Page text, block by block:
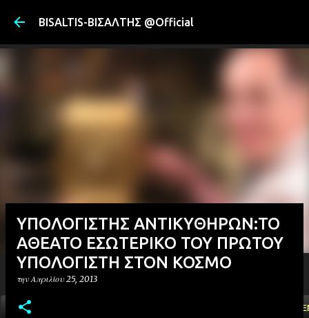
BISALTIS-ΒΙΣΑΛΤΗΣ @Official
ΑΡΧΙΚΗ
YΠΟΛΟΓΙΣΤΗΣ ΑΝΤΙΚΥΘΗΡΩΝ:ΤΟ
ΑΘΕΑΤΟ ΕΣΩΤΕΡΙΚΟ ΤΟΥ ΠΡΩΤΟΥ
ΥΠΟΛΟΓΙΣΤΗ ΣΤΟΝ ΚΟΣΜΟ
τηνΑπριλίου 25, 2013